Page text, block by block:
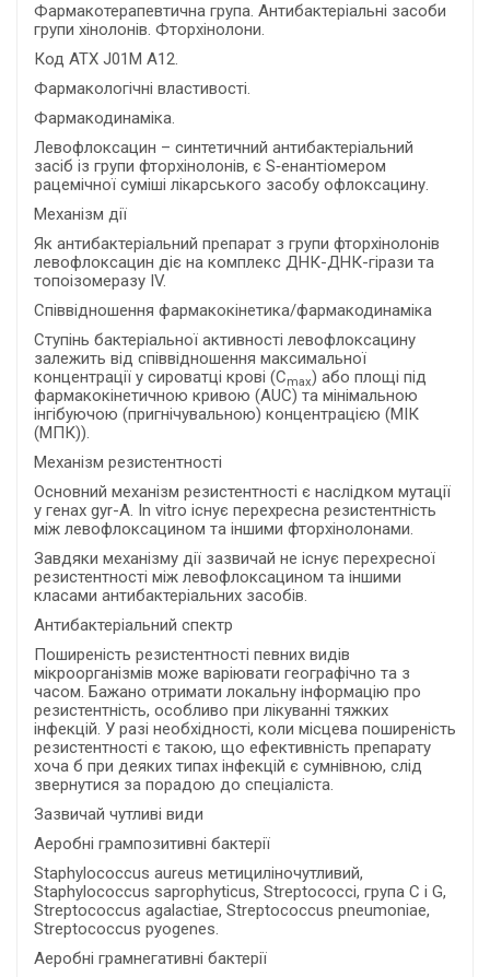
Фармакотерапевтична група. Антибактеріальні засоби
групи хінолонів. Фторхінолони.
Код АТХ J01М А12.
Фармакологічні властивості.
Фармакодинаміка.
Левофлоксацин – синтетичний антибактеріальний
засіб із групи фторхінолонів, є S‑енантіомером
рацемічної суміші лікарського засобу офлоксацину.
Механізм дії
Як антибактеріальний препарат з групи фторхінолонів
левофлоксацин діє на комплекс ДНК-ДНК-гірази та
топоізомеразу ІV.
Співвідношення фармакокінетика/фармакодинаміка
Ступінь бактеріальної активності левофлоксацину
залежить від співвідношення максимальної
концентрації у сироватці крові (Сmax) або площі під
фармакокінетичною кривою (АUC) та мінімальною
інгібуючою (пригнічувальною) концентрацією (МІК
(МПК)).
Механізм резистентності
Основний механізм резистентності є наслідком мутації
у генах gyr-A. In vitro існує перехресна резистентність
між левофлоксацином та іншими фторхінолонами.
Завдяки механізму дії зазвичай не існує перехресної
резистентності між левофлоксацином та іншими
класами антибактеріальних засобів.
Антибактеріальний спектр
Поширеність резистентності певних видів
мікроорганізмів може варіювати географічно та з
часом. Бажано отримати локальну інформацію про
резистентність, особливо при лікуванні тяжких
інфекцій. У разі необхідності, коли місцева поширеність
резистентності є такою, що ефективність препарату
хоча б при деяких типах інфекцій є сумнівною, слід
звернутися за порадою до спеціаліста.
Зазвичай чутливі види
Аеробні грампозитивні бактерії
Staphylococcus aureus метициліночутливий,
Staphylococcus saprophyticus, Streptococci, група С і G,
Streptococcus agalactiae, Streptococcus pneumoniae,
Streptococcus pyogenes.
Аеробні грамнегативні бактерії